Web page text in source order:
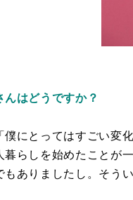
はどうですか？
僕にとってはすごい変
暮らしを始めたことが
もありましたし。そう